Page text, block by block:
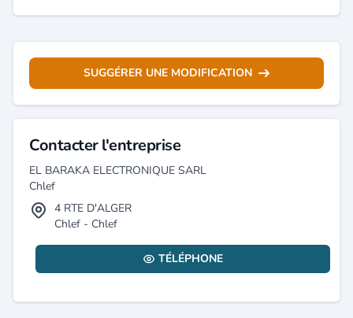
SUGGÉRER UNE MODIFICATION
Contacter l'entreprise
EL BARAKA ELECTRONIQUE SARL
Chlef
4 RTE D'ALGER
Chlef - Chlef
TÉLÉPHONE